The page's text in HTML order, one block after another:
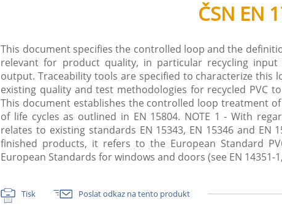
ČSN EN
This document specifies the controlled loop and the
relevant for product quality, in particular recycling
output. Traceability tools are specified to characterize this
existing quality and test methodologies for recycled PVC
This document establishes the controlled loop treatment
of life cycles as outlined in EN 15804. NOTE 1 - With
relates to existing standards EN 15343, EN 15346 and
finished products, it refers to the European Standard
European Standards for windows and doors (see EN 14351-
Tisk Poslat odkaz na tento produkt